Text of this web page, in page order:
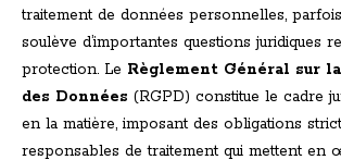
traitement de données personnelles,
soulève d’importantes questions juridiques
protection. Le Règlement Général sur
des Données (RGPD) constitue le cadre
en la matière, imposant des obligations
responsables de traitement qui mettent en